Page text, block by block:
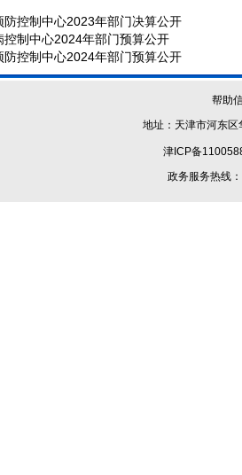
防控制中心2023年部门决算公开
控制中心2024年部门预算公开
防控制中心2024年部门预算公开
帮助
地址：天津市河
津ICP备
政务服务热线